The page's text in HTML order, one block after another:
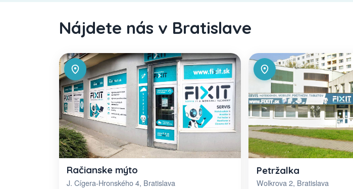
Nájdete nás v Bratislave
Račianske mýto
J. Cígera-Hronského 4, Bratislava
Petržalka
Wolkrova 2, Bratislava